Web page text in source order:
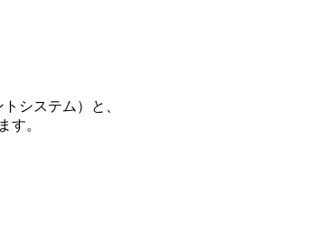
システム）と、
す。